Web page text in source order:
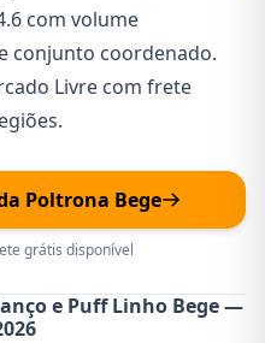
com volume
conjunto coordenado.
Livre com frete
Poltrona Bege
grátis disponível
e Puff Linho Bege —